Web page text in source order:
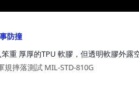
防撞
重 厚厚的TPU 軟膠，但透明軟膠外
規摔落測試 MIL-STD-810G